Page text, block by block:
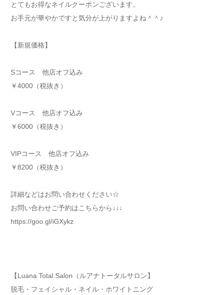
とてもお得なネイルクーポンございます。
お手元が華やかですと気分が上がりますよね＾＾♪
【新規価格】
Sコース 他店オフ込み
￥4000（税抜き）
Vコース 他店オフ込み
￥6000（税抜き）
VIPコース 他店オフ込み
￥8200（税抜き）
詳細などはお問い合わせください☆
お問い合わせご予約はこちらから↓↓↓
https://goo.gl/iGXykz
【Luana Total Salon（ルアナトータルサロン】
脱毛・フェイシャル・ネイル・ホワイトニング